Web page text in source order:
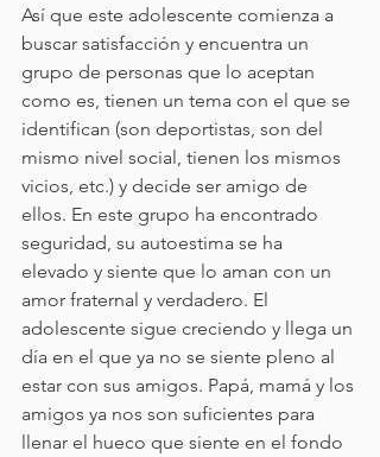
Así que este adolescente comienza a
buscar satisfacción y encuentra un
grupo de personas que lo aceptan
como es, tienen un tema con el que se
identifican (son deportistas, son del
mismo nivel social, tienen los mismos
vicios, etc.) y decide ser amigo de
ellos. En este grupo ha encontrado
seguridad, su autoestima se ha
elevado y siente que lo aman con un
amor fraternal y verdadero. El
adolescente sigue creciendo y llega un
día en el que ya no se siente pleno al
estar con sus amigos. Papá, mamá y los
amigos ya nos son suficientes para
llenar el hueco que siente en el fondo